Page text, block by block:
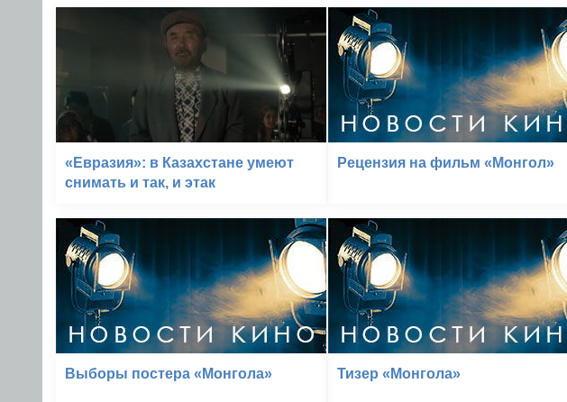
«Евразия»: в Казахстане умеют
снимать и так, и этак
Рецензия на фильм «Монгол»
Выборы постера «Монгола» Тизер «Монгола»